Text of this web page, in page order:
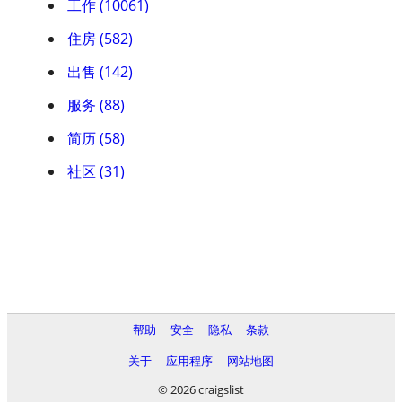
工作 (10061)
住房 (582)
出售 (142)
服务 (88)
简历 (58)
社区 (31)
帮助 安全 隐私
条款
关于
应用程序
网站地图
© 2026 craigslist